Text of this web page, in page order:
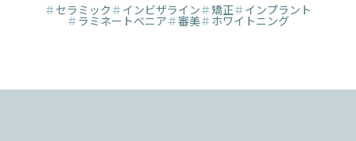
＃セラミック ＃インビザライン＃矯正＃インプラント
＃ラミネートべニア＃審美＃ホワイトニング